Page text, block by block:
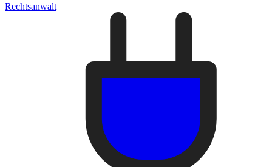
Rechtsanwalt